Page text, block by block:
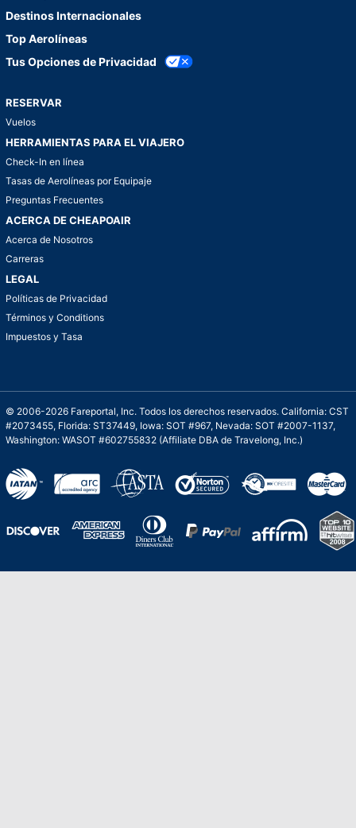
Destinos Internacionales
Top Aerolíneas
Tus Opciones de Privacidad
RESERVAR
Vuelos
HERRAMIENTAS PARA EL VIAJERO
Check-In en línea
Tasas de Aerolíneas por Equipaje
Preguntas Frecuentes
ACERCA DE CHEAPOAIR
Acerca de Nosotros
Carreras
LEGAL
Políticas de Privacidad
Términos y Conditions
Impuestos y Tasa
© 2006-2026 Fareportal, Inc. Todos los derechos reservados. California: CST
#2073455, Florida: ST37449, Iowa: SOT #967, Nevada: SOT #2007-1137,
Washington: WASOT #602755832 (Affiliate DBA de Travelong, Inc.)